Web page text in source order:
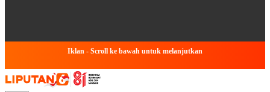
Iklan - Scroll ke bawah untuk melanjutkan